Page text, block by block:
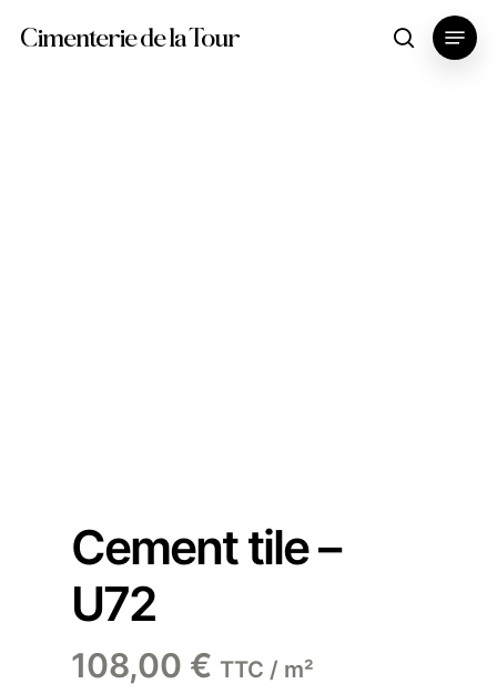
Cimenterie de la Tour search
Menu
Cement tile –
U72
108,00 € TTC / m²